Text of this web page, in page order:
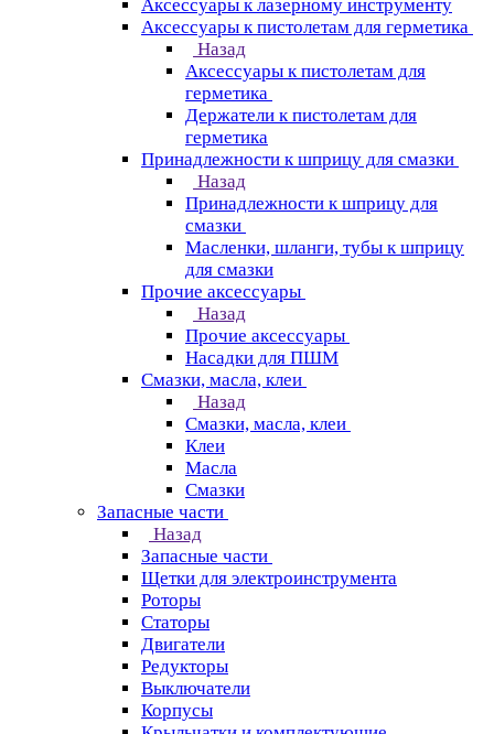
Аксессуары к лазерному инструменту
Аксессуары к пистолетам для герметика
Назад
Аксессуары к пистолетам для
герметика
Держатели к пистолетам для
герметика
Принадлежности к шприцу для смазки
Назад
Принадлежности к шприцу для
смазки
Масленки, шланги, тубы к шприцу
для смазки
Прочие аксессуары
Назад
Прочие аксессуары
Насадки для ПШМ
Смазки, масла, клеи
Назад
Смазки, масла, клеи
Клеи
Масла
Смазки
Запасные части
Назад
Запасные части
Щетки для электроинструмента
Роторы
Статоры
Двигатели
Редукторы
Выключатели
Корпусы